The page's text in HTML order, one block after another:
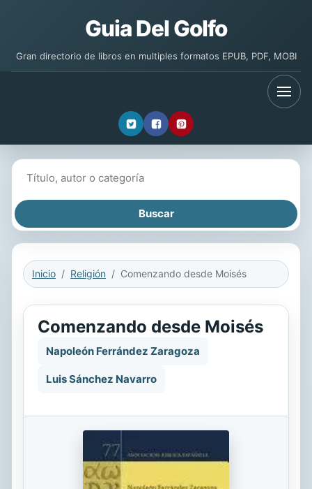
Guia Del Golfo
Gran directorio de libros en multiples formatos EPUB, PDF, MOBI
Inicio Religión Comenzando desde Moisés
Comenzando desde Moisés
Napoleón Ferrández Zaragoza
Luis Sánchez Navarro